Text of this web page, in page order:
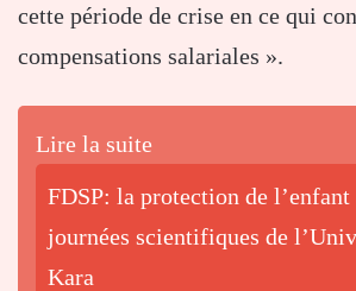
cette période de crise en ce qui
compensations salariales ».
Lire la suite
FDSP: la protection de
journées scientifiques de
Kara